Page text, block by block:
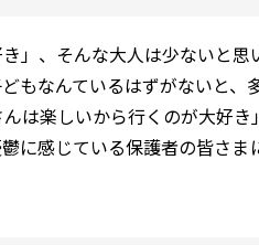
」、そんな大人は少ないと思
もなんているはずがないと、
は楽しいから行くのが大好
に感じている保護者の皆さ